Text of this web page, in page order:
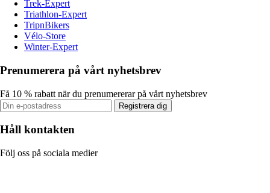
Trek-Expert
Triathlon-Expert
TripnBikers
Vélo-Store
Winter-Expert
Prenumerera på vårt nyhetsbrev
Få 10 % rabatt när du prenumererar på vårt nyhetsbrev
Registrera dig
Håll kontakten
Följ oss på sociala medier